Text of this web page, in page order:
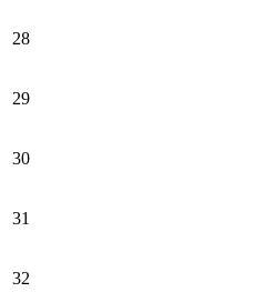
28
29
30
31
32